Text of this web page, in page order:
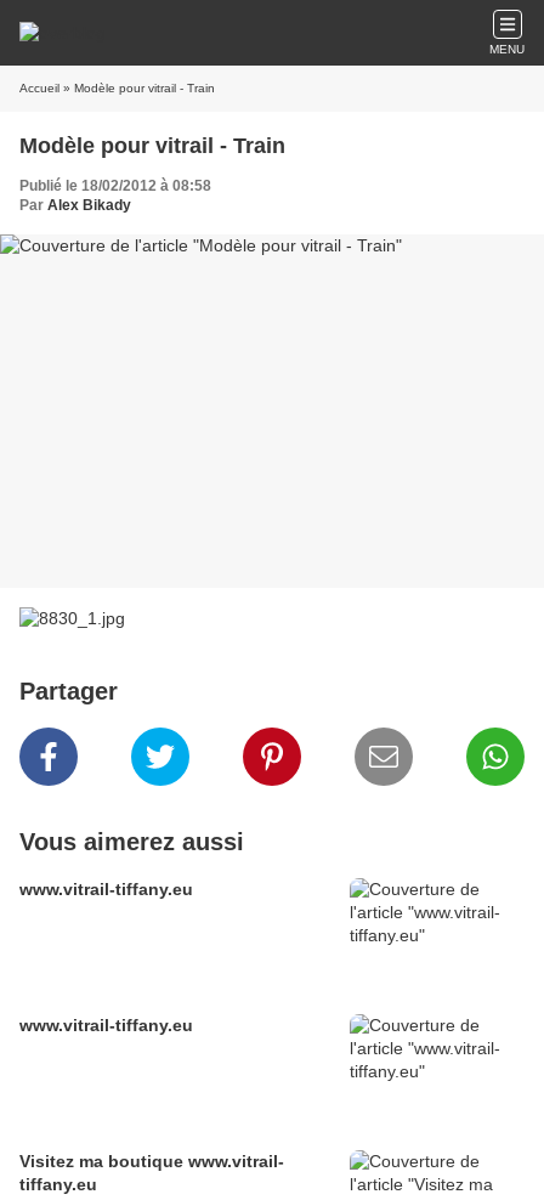
MENU
Accueil » Modèle pour vitrail - Train
Modèle pour vitrail - Train
Publié le 18/02/2012 à 08:58
Par Alex Bikady
Partager
Vous aimerez aussi
www.vitrail-tiffany.eu
www.vitrail-tiffany.eu
Visitez ma boutique www.vitrail-
tiffany.eu